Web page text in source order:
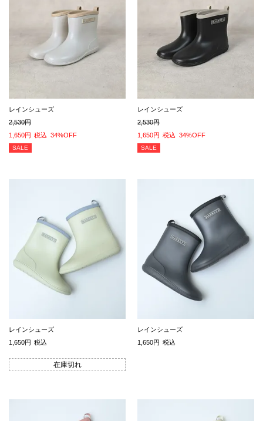
レインシューズ
2,530
1,650
税込 34%OFF
SALE
レインシューズ
2,530
1,650
税込 34%OFF
SALE
レインシューズ
1,650
税込
在庫切れ
レインシューズ
1,650
税込